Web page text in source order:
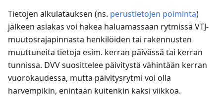
Tietojen alkulatauksen (ns. perustietojen poiminta)
jälkeen asiakas voi hakea haluamassaan rytmissä VTJ-
muutosrajapinnasta henkilöiden tai rakennusten
muuttuneita tietoja esim. kerran päivässä tai kerran
tunnissa. DVV suosittelee päivitystä vähintään kerran
vuorokaudessa, mutta päivitysrytmi voi olla
harvempikin, enintään kuitenkin kaksi viikkoa.